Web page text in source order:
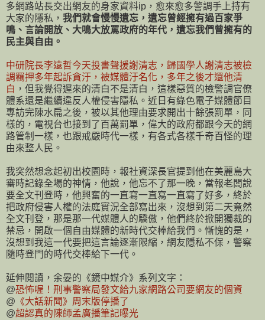
多網路站長交出網友的身家資料ip，愈來愈多警調手上持有
大家的隱私， 我們就會慢慢遺忘，遺忘曾經擁有過百家爭
鳴、言論開放、大鳴大放罵政府的年代，遺忘我們曾擁有的
民主與自由。
中研院長李遠哲今天投書聲援謝清志，歸國學人謝清志被檢
調羈押多年起訴貪汙，被媒體汙名化，多年之後才還他清
白 ，但我覺得遲來的清白不是清白，這樣惡質的檢警調官僚
體系還是繼續違反人權侵害隱私。近日有綠色電子媒體節目
專訪完陳水扁之後，被以其他理由要求開出十餘張罰單，同
樣的，電視台也接到了百萬罰單，偉大的政府都跟今天的網
路管制一樣，也跟戒嚴時代一樣，有各式各樣千奇百怪的理
由來整人民。
我突然想念起初出校園時，報社資深長官提到他在美麗島大
審時記錄全場的神情，他說，他忘不了那一晚，當報老闆說
要全文刊登時，他興奮的一直寫一直寫一直寫了好多，終於
把政府侵害人權的法庭實況全部寫出來，沒想到第二天竟然
全文刊登，那是那一代媒體人的驕傲，他們終於掀開獨裁的
禁忌，開啟一個自由媒體的新時代交棒給我們。慚愧的是，
沒想到我這一代要把這言論逐漸限縮，網友隱私不保，警察
隨時登門的時代交棒給下一代。
延伸閱讀，余晏的《鏡中媒介》系列文字：
@恐怖喔！刑事警察局發文給九家網路公司要網友的個資
@ 《大話新聞》周末版停播了
@超認真的陳師孟廣播筆記曝光